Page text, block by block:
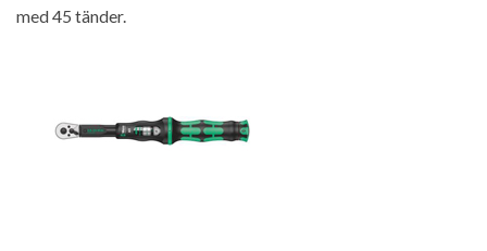
med 45 tänder.